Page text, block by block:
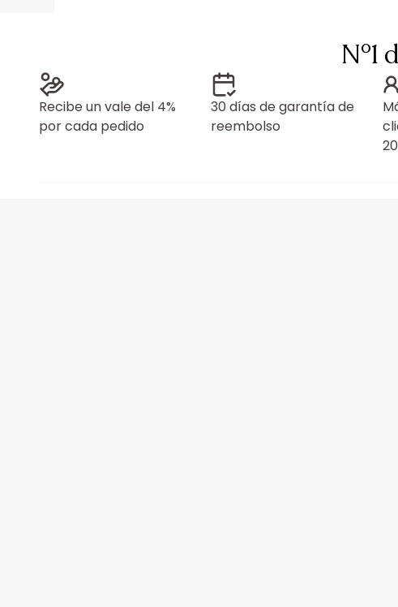
N°1
Recibe un vale del 4%
por cada pedido
30 días de garantía de
reembolso